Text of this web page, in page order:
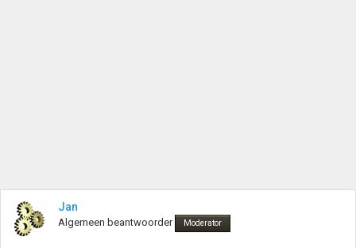
Jan
Algemeen beantwoorder Moderator